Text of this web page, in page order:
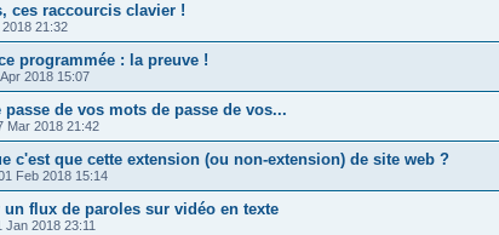
ces raccourcis clavier !
21:32
programmée : la preuve !
2018 15:07
passe de vos mots de passe de vos...
Mar 2018 21:42
c'est que cette extension (ou non-extension) de site web ?
Feb 2018 15:14
un flux de paroles sur vidéo en texte
Jan 2018 23:11